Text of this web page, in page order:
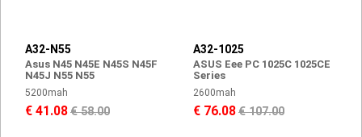
A32-N55
Asus N45 N45E N45S N45F
N45J N55 N55
5200mah
€ 41.08€ 58.00
A32-1025
ASUS Eee PC 1025C 1025CE
Series
2600mah
€ 76.08€ 107.00